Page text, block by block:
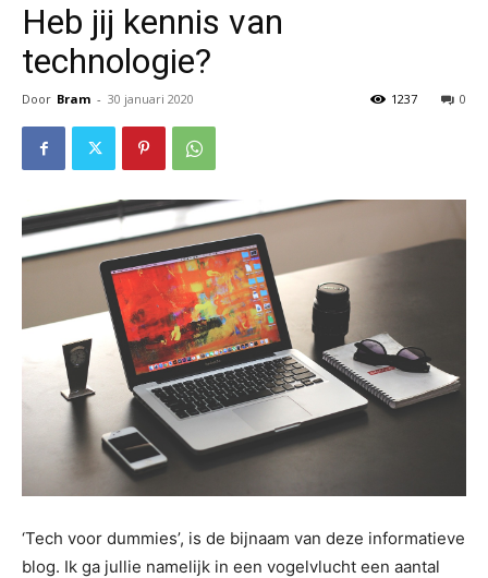
Heb jij kennis van
technologie?
Door Bram - 30 januari 2020 0
1237
‘Tech voor dummies’, is de bijnaam van deze informatieve
blog. Ik ga jullie namelijk in een vogelvlucht een aantal